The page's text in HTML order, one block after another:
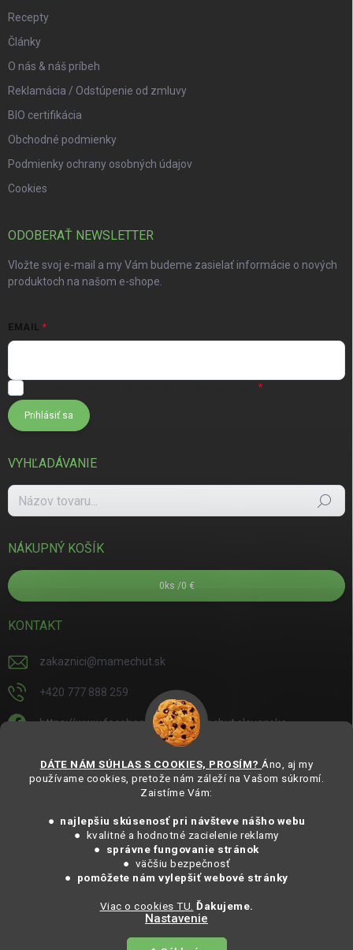
DÁTE NÁM SÚHLAS S COOKIES, PROSÍM? Áno, aj my
používame cookies, pretože nám záleží na Vašom súkromí.
Zaistíme Vám:
● najlepšiu skúsenosť pri návšteve nášho webu
● kvalitné a hodnotné zacielenie reklamy
●
správne fungovanie stránok
● väčšiu bezpečnosť
● pomôžete nám vylepšiť webové stránky
Viac o cookies TU. Ďakujeme.
Nastavenie
Recepty
Články
O nás & náš príbeh
Reklamácia / Odstúpenie od zmluvy
BIO certifikácia
Obchodné podmienky
Podmienky ochrany osobných údajov
Cookies
ODOBERAŤ NEWSLETTER
Vložte svoj e-mail a my Vám budeme zasielať informácie o nových
produktoch na našom e-shope.
EMAIL
Prihlásiť sa
VYHĽADÁVANIE
Hľadať
NÁKUPNÝ KOŠÍK
0 ks /0 €
KONTAKT
zakaznici@mamechut.sk
+420 777 888 259
https://www.facebook.com/mamechut.slovensko
https://www.youtube.com/@mamechutczsk
@mamechut.czsk
MámeChuť Organic. Všechna práva vyhrazena.
MámeChuť Organic. Všetky práva vyhradené.